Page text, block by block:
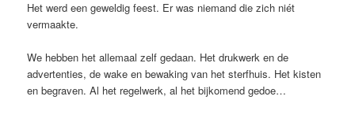
Het werd een geweldig feest. Er was niemand die zich niét
vermaakte.
We hebben het allemaal zelf gedaan. Het drukwerk en de
advertenties, de wake en bewaking van het sterfhuis. Het kisten
en begraven. Al het regelwerk, al het bijkomend gedoe…